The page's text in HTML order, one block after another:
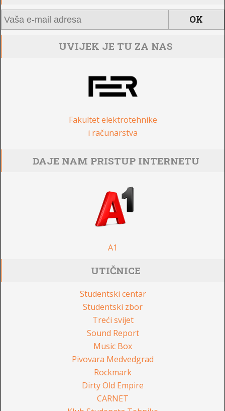
UVIJEK JE TU ZA NAS
Fakultet elektrotehnike
i računarstva
DAJE NAM PRISTUP INTERNETU
A1
UTIČNICE
Studentski centar
Studentski zbor
Treći svijet
Sound Report
Music Box
Pivovara Medvedgrad
Rockmark
Dirty Old Empire
CARNET